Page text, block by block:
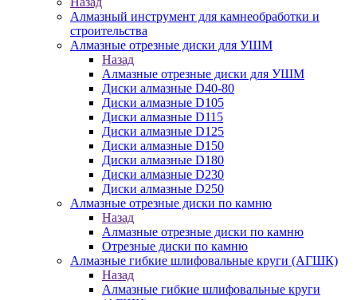
Алмазный инструмент для камнеобработки и
строительства
Алмазные отрезные диски для УШМ
Назад
Алмазные отрезные диски для УШМ
Диски алмазные D40-80
Диски алмазные D105
Диски алмазные D115
Диски алмазные D125
Диски алмазные D150
Диски алмазные D180
Диски алмазные D230
Диски алмазные D250
Алмазные отрезные диски по камню
Назад
Алмазные отрезные диски по камню
Отрезные диски по камню
Алмазные гибкие шлифовальные круги (АГШК)
Назад
Алмазные гибкие шлифовальные круги